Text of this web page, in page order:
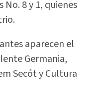
8 y 1, quienes
aparecen el
Germania,
Secót y Cultura